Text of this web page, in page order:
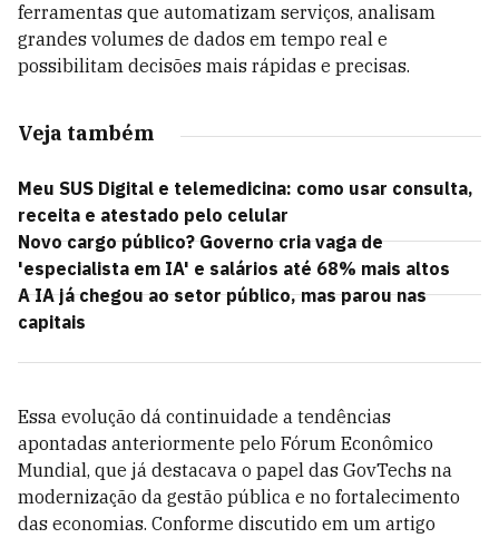
ferramentas que automatizam serviços, analisam
grandes volumes de dados em tempo real e
possibilitam decisões mais rápidas e precisas.
Veja também
Meu SUS Digital e telemedicina: como usar consulta,
receita e atestado pelo celular
Novo cargo público? Governo cria vaga de
'especialista em IA' e salários até 68% mais altos
A IA já chegou ao setor público, mas parou nas
capitais
Essa evolução dá continuidade a tendências
apontadas anteriormente pelo Fórum Econômico
Mundial, que já destacava o papel das GovTechs na
modernização da gestão pública e no fortalecimento
das economias. Conforme discutido em um artigo